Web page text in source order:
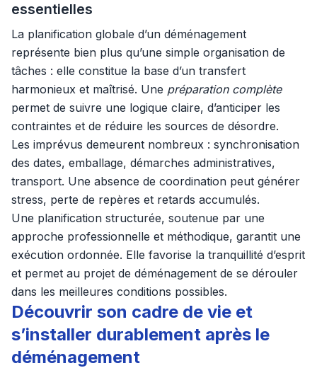
essentielles
La planification globale d’un déménagement
représente bien plus qu’une simple organisation de
tâches : elle constitue la base d’un transfert
harmonieux et maîtrisé. Une préparation complète
permet de suivre une logique claire, d’anticiper les
contraintes et de réduire les sources de désordre.
Les imprévus demeurent nombreux : synchronisation
des dates, emballage, démarches administratives,
transport. Une absence de coordination peut générer
stress, perte de repères et retards accumulés.
Une planification structurée, soutenue par une
approche professionnelle et méthodique, garantit une
exécution ordonnée. Elle favorise la tranquillité d’esprit
et permet au projet de déménagement de se dérouler
dans les meilleures conditions possibles.
Découvrir son cadre de vie et
s’installer durablement après le
déménagement